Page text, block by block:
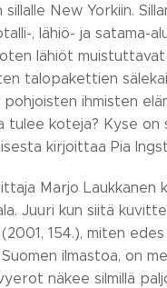
sillalle New Yorkiin.
, lähiö- ja satama-
lähiöt muistuttavat
talopakettien
pohjoisten ihmisten
tulee koteja? Kyse
kirjoittaa Pia
Marjo Laukkanen
Juuri kun siitä
154.), miten
ilmastoa, on
näkee silmillä